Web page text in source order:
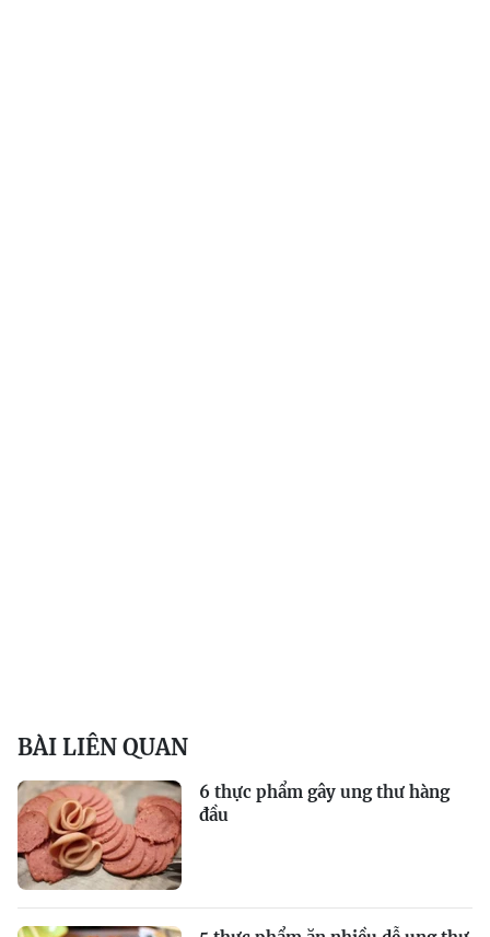
BÀI LIÊN QUAN
6 thực phẩm gây ung thư hàng
đầu